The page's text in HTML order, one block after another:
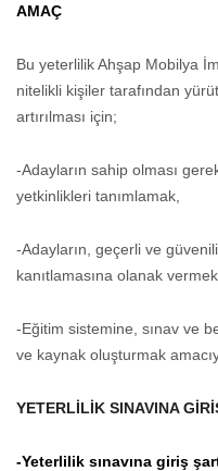
AMAÇ
Bu yeterlilik Ahşap Mobilya
nitelikli kişiler tarafından
artırılması için;
-Adayların sahip olması
yetkinlikleri tanımlamak,
-Adayların, geçerli ve
kanıtlamasına olanak vermek,
-Eğitim sistemine, sınav ve
ve kaynak oluşturmak
YETERLİLİK SINAVINA
-Yeterlilik sınavına giriş